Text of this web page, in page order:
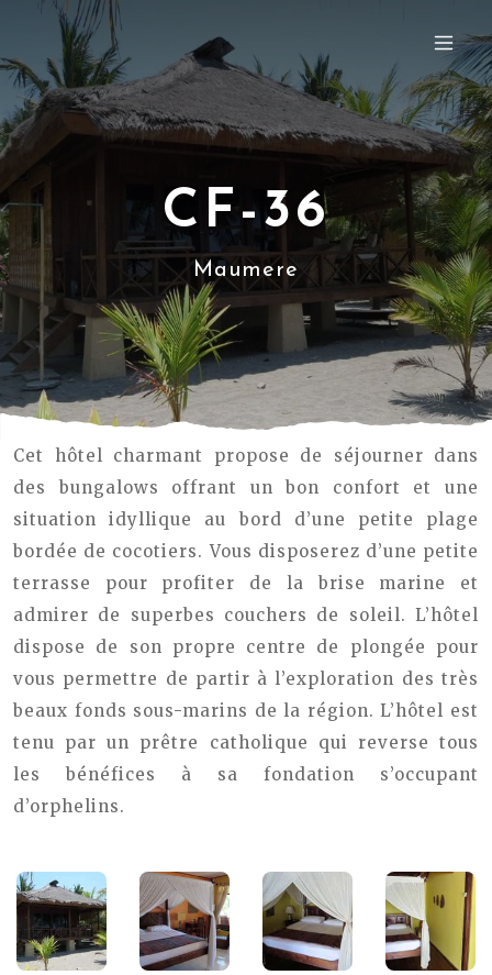
CF-36
Maumere
Cet hôtel charmant propose de séjourner dans
des bungalows offrant un bon confort et une
situation idyllique au bord d’une petite plage
bordée de cocotiers. Vous disposerez d’une petite
terrasse pour profiter de la brise marine et
admirer de superbes couchers de soleil. L’hôtel
dispose de son propre centre de plongée pour
vous permettre de partir à l’exploration des très
beaux fonds sous-marins de la région. L’hôtel est
tenu par un prêtre catholique qui reverse tous
les bénéfices à sa fondation s’occupant
d’orphelins.